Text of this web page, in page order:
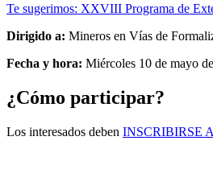
Te sugerimos: XXVIII Programa de
Dirigido a: Mineros en Vías de
Fecha y hora: Miércoles 10 de mayo
¿Cómo participar?
Los interesados deben INSCRIBIRSE